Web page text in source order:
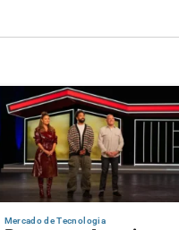
Mercado de Tecnologia